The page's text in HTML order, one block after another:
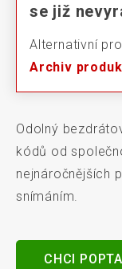
se již
Alternativní
Archiv
Odolný
kódů od
nejnáročnějších
snímáním.
CHCI